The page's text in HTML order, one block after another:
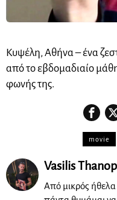
Κυψέλη, Αθήνα – ένα
από το εβδομαδιαίο
φωνής της.
movie
Vasilis
Από μικρός